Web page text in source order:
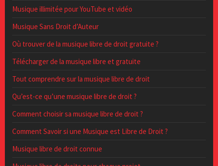
Musique illimitée pour YouTube et vidéo
Musique Sans Droit d’Auteur
Où trouver de la musique libre de droit gratuite ?
Télécharger de la musique libre et gratuite
Tout comprendre sur la musique libre de droit
Qu’est-ce qu’une musique libre de droit ?
Comment choisir sa musique libre de droit ?
Comment Savoir si une Musique est Libre de Droit ?
Musique libre de droit connue